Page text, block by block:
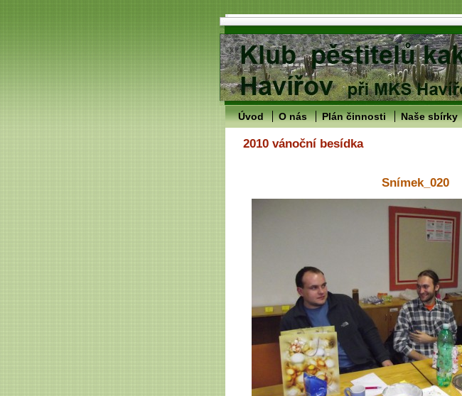
Úvod O nás Plán činnosti Naše sbírky
2010 vánoční besídka
Snímek_020